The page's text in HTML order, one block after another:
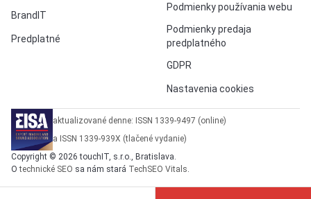
BrandIT
Predplatné
Podmienky používania webu
Podmienky predaja
predplatného
GDPR
Nastavenia cookies
aktualizované denne: ISSN 1339-9497 (online)
a ISSN 1339-939X (tlačené vydanie)
Copyright © 2026 touchIT, s.r.o., Bratislava.
Otechnické SEO sa nám stará TechSEO Vitals